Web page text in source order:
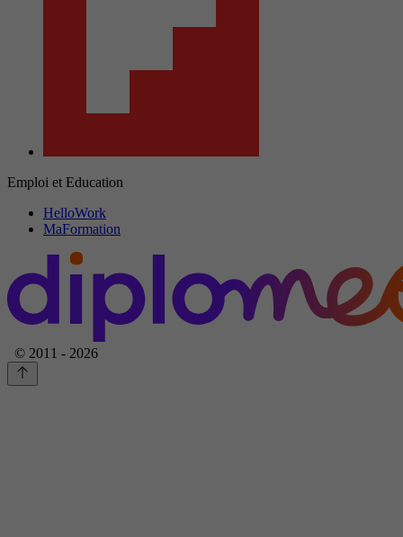
Emploi et Education
HelloWork
MaFormation
© 2011 - 2026